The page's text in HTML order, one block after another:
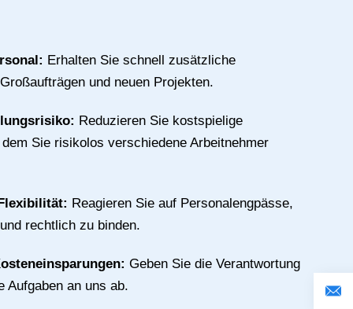
Erhalten Sie schnell zusätzliche
und neuen Projekten.
Reduzieren Sie kostspielige
Sie risikolos verschiedene Arbeitnehmer
Reagieren Sie auf Personalengpässe,
rechtlich zu binden.
Geben Sie die Verantwortung
Aufgaben an uns ab.